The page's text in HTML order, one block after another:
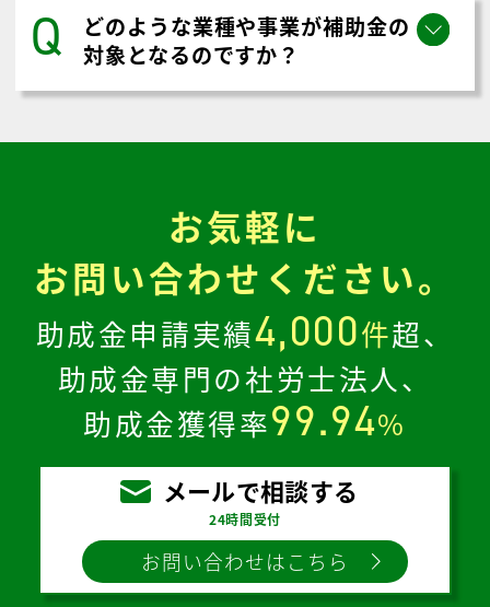
Q
どのような業種や事業が補助金の
対象となるのですか？
お気軽に
お問い合わせください。
助成金申請実績4,000件超、
助成金専門の社労士法人、
助成金獲得率99.94%
メールで相談する
24時間受付
お問い合わせはこちら